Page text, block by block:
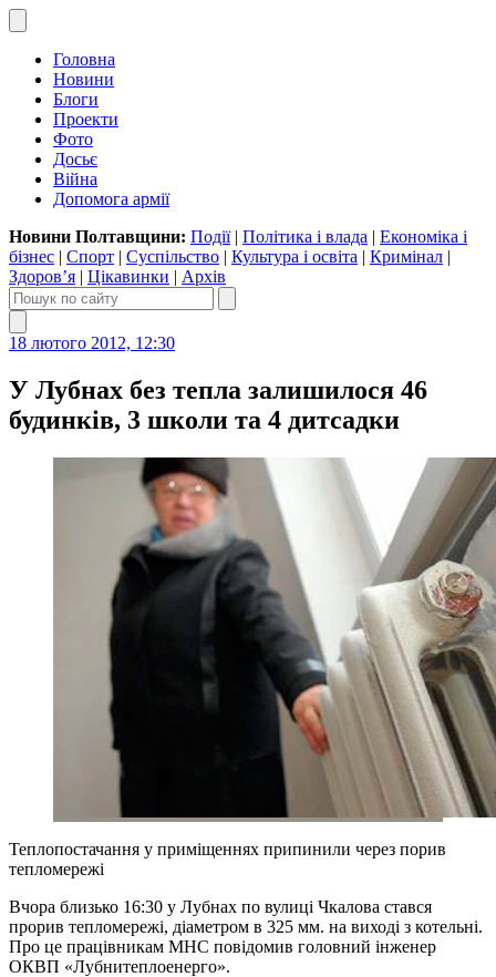
Головна
Новини
Блоги
Проекти
Фото
Досьє
Війна
Допомога армії
Новини Полтавщини: Події| Політика і влада | Економіка і
бізнес | Спорт | Суспільство | Культура і освіта | Кримінал |
Здоров’я | Цікавинки | Архів
18 лютого 2012, 12:30
У Лубнах без тепла залишилося 46
будинків, 3 школи та 4 дитсадки
Теплопостачання у приміщеннях припинили через порив
тепломережі
Вчора близько 16:30 у Лубнах по вулиці Чкалова стався
прорив тепломережі, діаметром в 325 мм. на виході з котельні.
Про це працівникам МНС повідомив головний інженер
ОКВП «Лубнитеплоенерго».